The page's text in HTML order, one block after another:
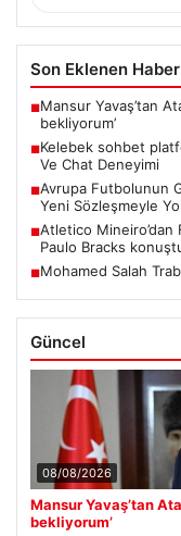
Son Eklenen
■Mansur Yavaş’tan
bekliyorum’
■Kelebek sohbet
Ve Chat Deneyimi
■Avrupa Futbolunun
Yeni Sözleşmeyle
■Atletico Mineiro’dan
Paulo Bracks
■Mohamed Salah
Güncel
08/08/2026
Mansur Yavaş’tan
bekliyorum’